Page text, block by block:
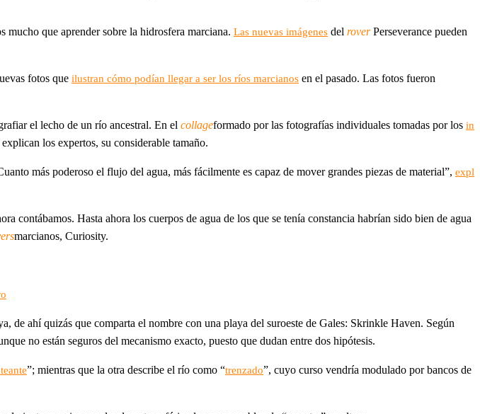
mucho que aprender sobre la hidrosfera marciana. Las nuevas imágenes del roverPerseverance pueden
fotos que ilustran cómo podían llegar a ser los ríos marcianos en el pasado. Las fotos fueron
el lecho de un río ancestral. En el collageformado por las fotografías individuales tomadas por los in
los expertos, su considerable tamaño.
más poderoso el flujo del agua, más fácilmente es capaz de mover grandes piezas de material”, expl
contábamos. Hasta ahora los cuerpos de agua de los que se tenía constancia habrían sido bien de agua
marcianos, Curiosity.
de ahí quizás que comparta el nombre con una playa del suroeste de Gales: Skrinkle Haven. Según
no están seguros del mecanismo exacto, puesto que dudan entre dos hipótesis.
”; mientras que la otra describe el río como “trenzado”, cuyo curso vendría modulado por bancos de